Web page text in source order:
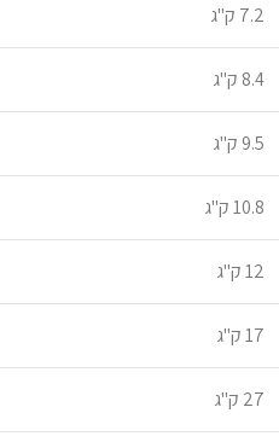
7.2 ק"ג
8.4 ק"ג
9.5 ק"ג
10.8 ק"ג
12 ק"ג
17 ק"ג
27 ק"ג